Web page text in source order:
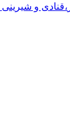
،قنادی و شیرینی